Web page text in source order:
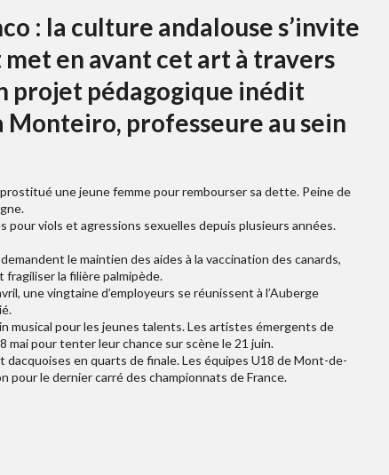
: la culture andalouse s’invite
met en avant cet art à travers
projet pédagogique inédit
Monteiro, professeure au sein
une jeune femme pour rembourser sa dette. Peine de
pour viols et agressions sexuelles depuis plusieurs années.
le maintien des aides à la vaccination des canards,
la filière palmipède.
une vingtaine d’employeurs se réunissent à l’Auberge
musical pour les jeunes talents. Les artistes émergents de
mai pour tenter leur chance sur scène le 21 juin.
dacquoises en quarts de finale. Les équipes U18 de Mont-de-
pour le dernier carré des championnats de France.